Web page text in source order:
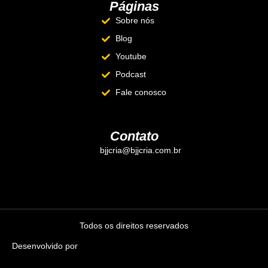
Páginas
Sobre nós
Blog
Youtube
Podcast
Fale conosco
Contato
bjjcria@bjjcria.com.br
Todos os direitos reservados
Desenvolvido por